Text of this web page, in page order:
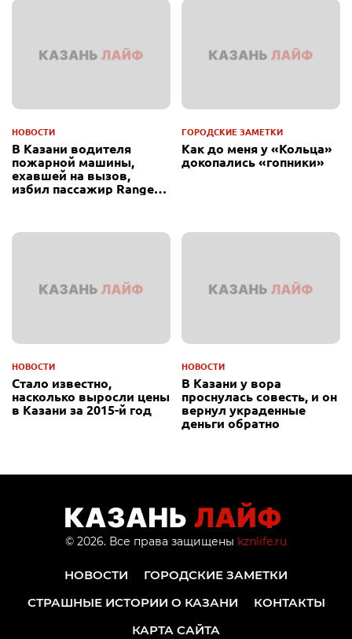
НОВОСТИ
В Казани водителя
пожарной машины,
ехавшей на вызов,
избил пассажир Range
ГОРОДСКИЕ ЗАМЕТКИ
Как до меня у «Кольца»
докопались «гопники»
НОВОСТИ
Стало известно,
насколько выросли цены
в Казани за 2015-й год
НОВОСТИ
В Казани у вора
проснулась совесть, и он
вернул украденные
деньги обратно
© 2026. Все права защищены kznlife.ru
НОВОСТИ
ГОРОДСКИЕ ЗАМЕТКИ
СТРАШНЫЕ ИСТОРИИ О КАЗАНИ
КОНТАКТЫ
КАРТА САЙТА